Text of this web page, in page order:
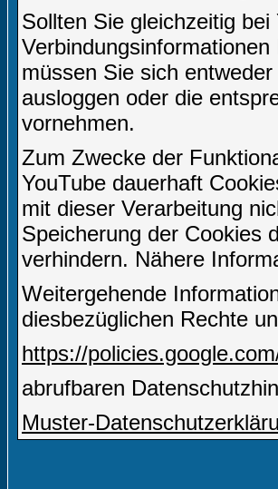
Sollten Sie gleichzeitig
müssen Sie sich
ausloggen oder die
vornehmen.
Zum Zwecke der
YouTube dauerhaft
mit dieser Verarbeitung
Speicherung der Cookies
verhindern. Nähere
Weitergehende
diesbezüglichen Rechte
https://
abrufbaren
Muster-